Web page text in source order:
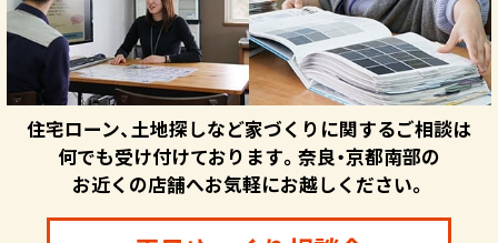
住宅ローン、土地探しなど家づくりに関するご相談は
何でも受け付けております。奈良・京都南部の
お近くの店舗へお気軽にお越しください。